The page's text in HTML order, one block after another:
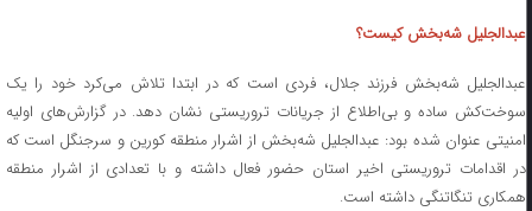
عبدالجلیل شه‌بخش کیست؟
عبدالجلیل شه‌بخش فرزند جلال، فردی است که در ابتدا تلاش می‌کرد خود را یک
سوخت‌کش ساده و بی‌اطلاع از جریانات تروریستی نشان دهد. در گزارش‌های اولیه
امنیتی عنوان شده بود: عبدالجلیل شه‌بخش از اشرار منطقه کورین و سرجنگل است که
در اقدامات تروریستی اخیر استان حضور فعال داشته و با تعدادی از اشرار منطقه
همکاری تنگاتنگی داشته است.